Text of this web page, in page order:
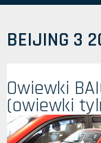
BEIJING 3
Owiewki
(owiewki